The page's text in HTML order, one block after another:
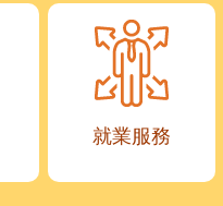
就業服務